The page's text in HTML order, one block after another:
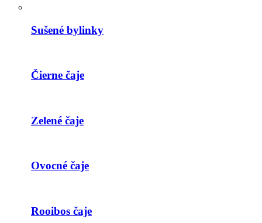
Sušené bylinky
Čierne čaje
Zelené čaje
Ovocné čaje
Rooibos čaje